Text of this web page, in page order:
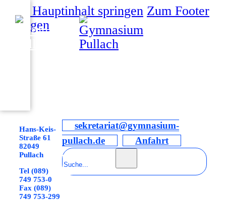
Zum Hauptinhalt springen Zum Footer
springen
Hans-Keis-
Straße 61
82049
Pullach
Tel (089)
749 753-0
Fax (089)
749 753-299
sekretariat@gymnasium-
pullach.de
Anfahrt
Suchen